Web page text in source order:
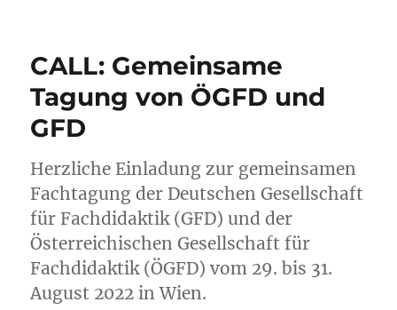
CALL: Gemeinsame
Tagung von ÖGFD und
GFD
Herzliche Einladung zur gemeinsamen
Fachtagung der Deutschen Gesellschaft
für Fachdidaktik (GFD) und der
Österreichischen Gesellschaft für
Fachdidaktik (ÖGFD) vom 29. bis 31.
August 2022 in Wien.